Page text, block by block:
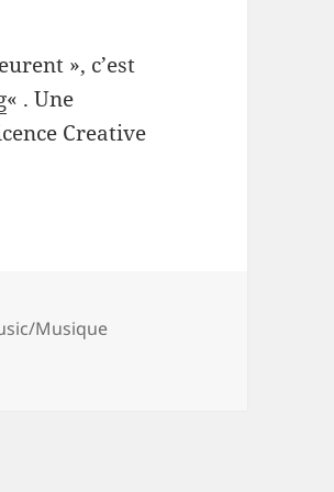
», c’est
« . Une
Creative
Musique